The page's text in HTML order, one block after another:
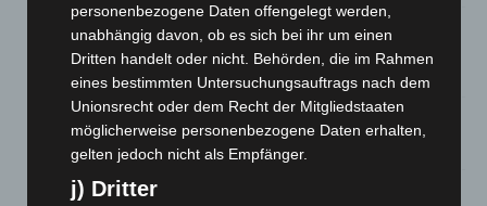
Gasleitung bei McDonald’s-Umbau in Langenhagen
beschädigt
5. August 2026
Anklage nach Abschaltung von „Archetyp Market“ erhoben
3. August 2026
Hannover: Polizei stoppt 166 Trunkenheitsfahrten bei
personenbezogene Daten offengelegt werden,
unabhängig davon, ob es sich bei ihr um einen
Dritten handelt oder nicht. Behörden, die im Rahmen
eines bestimmten Untersuchungsauftrags nach dem
Unionsrecht oder dem Recht der Mitgliedstaaten
möglicherweise personenbezogene Daten erhalten,
gelten jedoch nicht als Empfänger.
j) Dritter